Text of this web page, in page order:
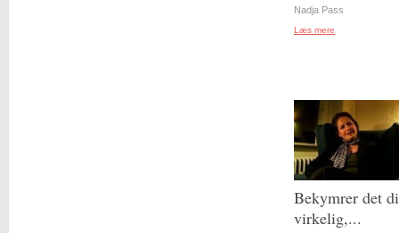
Nadja Pass
Læs mere
Bekymrer det
virkelig,...